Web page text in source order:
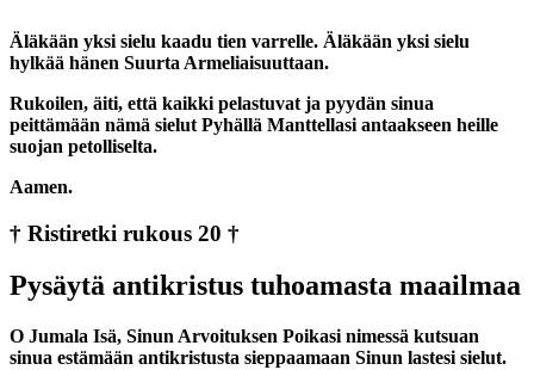
Äläkään yksi sielu kaadu tien varrelle. Äläkään yksi sielu
hylkää hänen Suurta Armeliaisuuttaan.
Rukoilen, äiti, että kaikki pelastuvat ja pyydän sinua
peittämään nämä sielut Pyhällä Manttellasi antaakseen heille
suojan petolliselta.
Aamen.
† Ristiretki rukous 20 †
Pysäytä antikristus tuhoamasta maailmaa
O Jumala Isä, Sinun Arvoituksen Poikasi nimessä kutsuan
sinua estämään antikristusta sieppaamaan Sinun lastesi sielut.